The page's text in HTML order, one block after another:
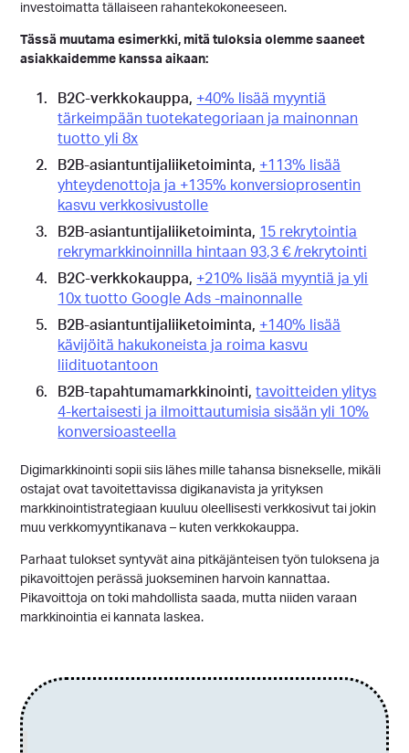
investoimatta tällaiseen rahantekokoneeseen.
Tässä muutama esimerkki, mitä tuloksia olemme saaneet
asiakkaidemme kanssa aikaan:
B2C-verkkokauppa, +40% lisää myyntiä
tärkeimpään tuotekategoriaan ja mainonnan
tuotto yli 8x
B2B-asiantuntijaliiketoiminta, +113% lisää
yhteydenottoja ja +135% konversioprosentin
kasvu verkkosivustolle
B2B-asiantuntijaliiketoiminta, 15 rekrytointia
rekrymarkkinoinnilla hintaan 93,3 € /rekrytointi
B2C-verkkokauppa, +210% lisää myyntiä ja yli
10x tuotto Google Ads -mainonnalle
B2B-asiantuntijaliiketoiminta, +140% lisää
kävijöitä hakukoneista ja roima kasvu
liidituotantoon
B2B-tapahtumamarkkinointi,tavoitteiden ylitys
4-kertaisesti ja ilmoittautumisia sisään yli 10%
konversioasteella
Digimarkkinointi sopii siis lähes mille tahansa bisnekselle, mikäli
ostajat ovat tavoitettavissa digikanavista ja yrityksen
markkinointistrategiaan kuuluu oleellisesti verkkosivut tai jokin
muu verkkomyyntikanava – kuten verkkokauppa.
Parhaat tulokset syntyvät aina pitkäjänteisen työn tuloksena ja
pikavoittojen perässä juokseminen harvoin kannattaa.
Pikavoittoja on toki mahdollista saada, mutta niiden varaan
markkinointia ei kannata laskea.